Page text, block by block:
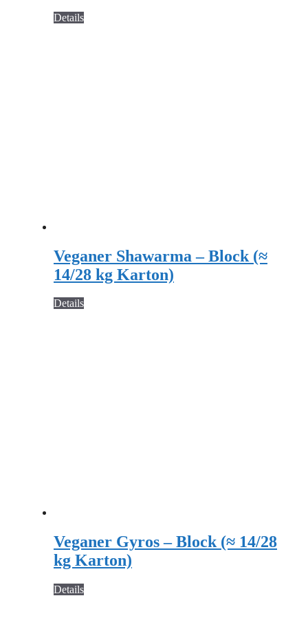
Details
Veganer Shawarma – Block (≈
14/28 kg Karton)
Details
Veganer Gyros – Block (≈ 14/28
kg Karton)
Details